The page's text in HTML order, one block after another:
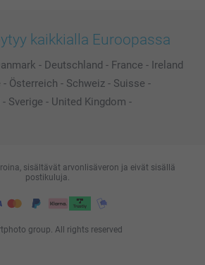
kaikkialla Euroopassa
- Deutschland - France - Ireland
- Österreich - Schweiz - Suisse -
- Sverige - United Kingdom -
group. All rights reserved
sisältävät arvonlisäveron ja eivät sisällä
postikuluja.